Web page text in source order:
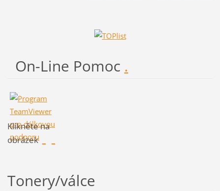
On-Line Pomoc .
Klikněte na
obrázek
Tonery/válce